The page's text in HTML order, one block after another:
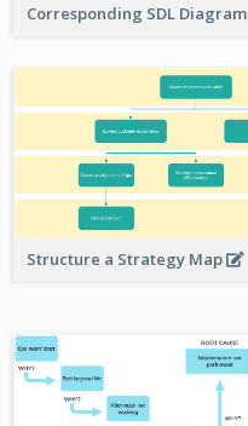
Corresponding SDL Diagram
Structure a Strategy Map